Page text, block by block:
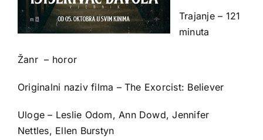
Trajanje – 121
minuta
Žanr – horor
Originalni naziv filma – The Exorcist: Believer
Uloge – Leslie Odom, Ann Dowd, Jennifer
Nettles, Ellen Burstyn